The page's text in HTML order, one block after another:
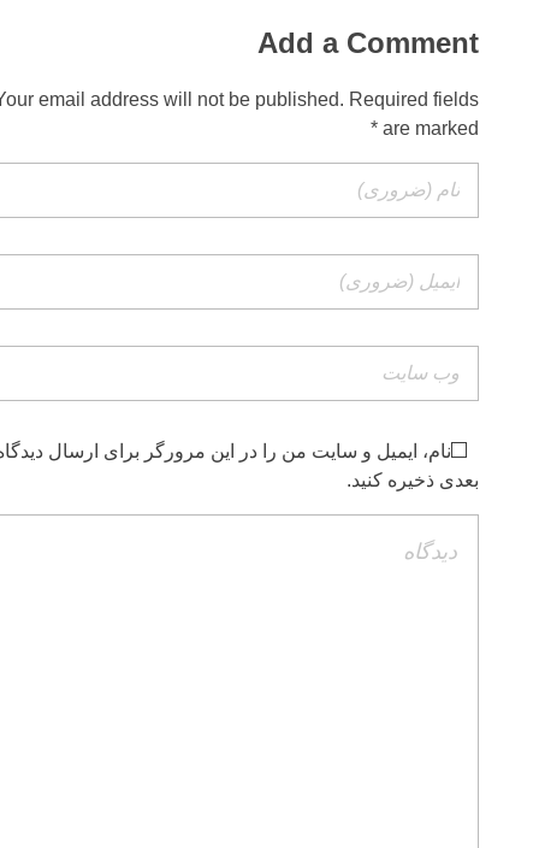
Add a Comment
email address will not be published. Required fields
are marked *
نام، ایمیل و سایت من را در این مرورگر برای ارسال
بعدی ذخیره کنید.